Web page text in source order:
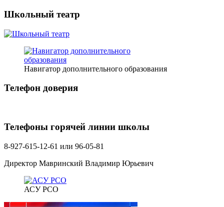
Школьный театр
Навигатор дополнительного образования
Телефон доверия
Телефоны горячей линии школы
8-927-615-12-61 или 96-05-81
Директор Мавринский Владимир Юрьевич
АСУ РСО